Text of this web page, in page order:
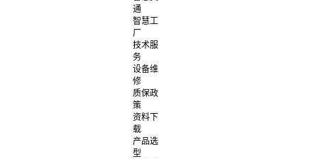
通
智慧工
厂
技术服
务
设备维
修
质保政
策
资料下
载
产品选
型